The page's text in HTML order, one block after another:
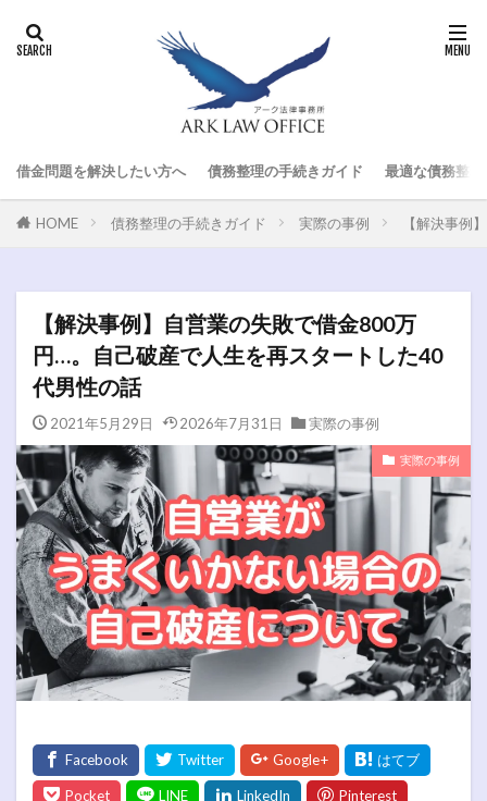
借金問題を解決したい方へ 債務整理の手続きガイド 最適な債務整
HOME 債務整理の手続きガイド 実際の事例 【解決事例
【解決事例】自営業の失敗で借金800万
円…。自己破産で人生を再スタートした40
代男性の話
2021年5月29日 2026年7月31日 実際の事例
実際の事例